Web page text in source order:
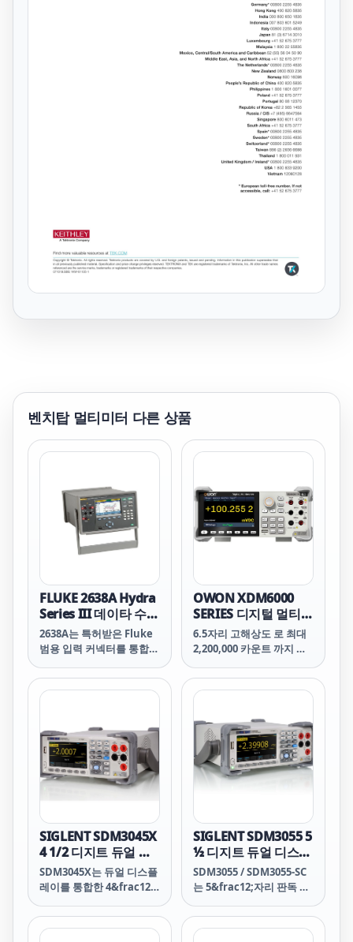
벤치탑 멀티미터 다른 상품
FLUKE 2638A Hydra
Series III 데이타 수집
장치/디지털 멀티미터
2638A는 특허받은 Fluke
범용 입력 커넥터를 통합해
높은 열전대 측정 정확도를
보장합니다. 범용 입력 커
유형을 지원하고, 온도 중
심의 메뉴 선택을 지원하므
로 2638A는 특히 온도 검증
분야에 적합합니다. 온도
프로파일링 또는 검증 테스
트를 시작하기 전에 여러
열전대를 알려진 기준 온도
로 “영점” 조정해야 할 경
우 버튼을 누르면 2638A가
모든 판독값을 기준 채널로
정규화하여 기준 온도의 오
프셋을 지원 데이터 파일에
저장합니다. AMS 지침에
따라 챔버 테스트 또는 열
처리 테스트를 수행하거나
OWON XDM6000
SERIES 디지털 멀티미
터 4.3인치 터치스크
린
6.5자리 고해상도 로 최대
2,200,000 카운트 까지 정
정을 제공합니다.
SIGLENT SDM3045X
4 1/2 디지트 듀얼 디
스플레이 디지털 멀티
미터
SDM3045X는 듀얼 디스플
레이를 통합한 4&frac12;
트) 멀티미터로, 특히 고정
밀, 다기능 및 자동 측정 요
SIGLENT SDM3055 5
½ 디지트 듀얼 디스플
레이 디지털 멀티미터
SDM3055 / SDM3055-SC
는 5&frac12;자리 판독 분
갖춘 디지털 멀티미터로,
특히 고정밀, 다기능 및 자